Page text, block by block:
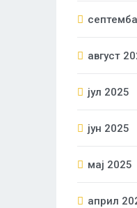
август
јул 2025
јун 2025
мај 2025
април